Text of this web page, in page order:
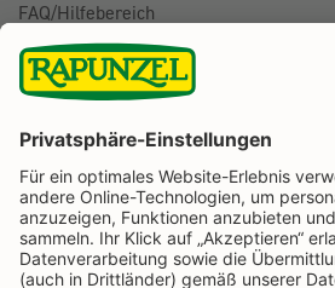
FAQ/Hilfebereich
BESTELLUNG WIDERRUFEN
Rapunzel Naturkost auf Facebook
Rapunzel Naturkost auf
Rapunzel Naturkost
Rapunzel
Informationen